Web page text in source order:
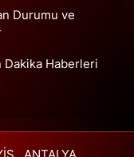
Salonu ile Cevher
BİM çaprazı
Durumu ve
Dakika Haberleri